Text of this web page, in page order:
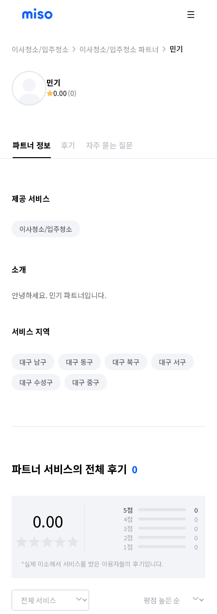
이사청소/입주청소 이사청소/입주청소 파트너 민기
민기
0.00 (0)
파트너 정보 후기 자주 묻는 질문
제공 서비스
이사청소/입주청소
소개
안녕하세요. 민기 파트너입니다.
서비스 지역
대구 남구 대구 동구 대구 북구 대구 서구
대구 수성구 대구 중구
파트너 서비스의 전체 후기 0
0.00 5점
0
4점
0
3점
0
2점
0
1점
0
*실제 미소에서 서비스를 받은 이용자들의 후기입니다.